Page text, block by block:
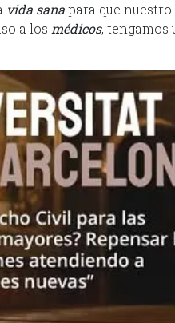
vida sanapara que
a los médicos, tengamos